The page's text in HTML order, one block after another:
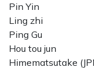
Pin Yin
Ling zhi
Ping Gu
Hou tou jun
Himematsutake